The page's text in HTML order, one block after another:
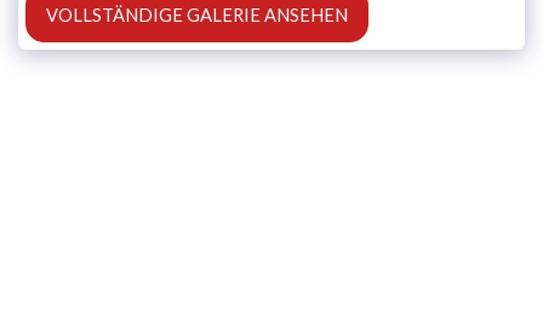
VOLLSTÄNDIGE GALERIE ANSEHEN